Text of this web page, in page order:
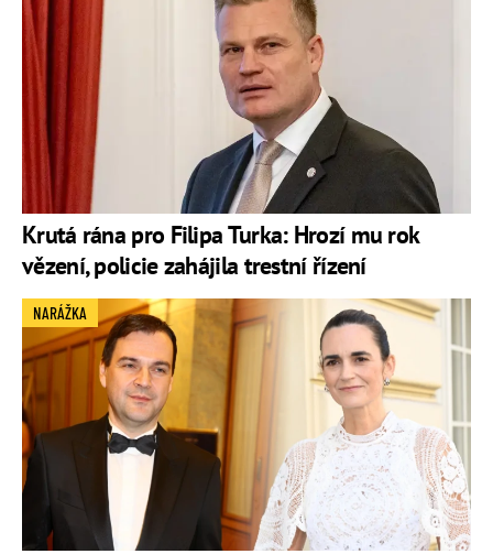
Krutá rána pro Filipa Turka: Hrozí mu rok
vězení, policie zahájila trestní řízení
NARÁŽKA